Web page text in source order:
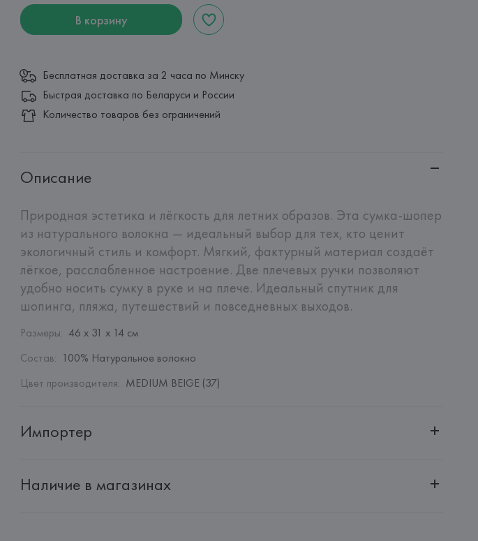
В корзину
Бесплатная доставка за 2 часа по Минску
Быстрая доставка по Беларуси и России
Количество товаров без ограничений
Описание
Природная эстетика и лёгкость для летних образов. Эта сумка-шопер
из натурального волокна — идеальный выбор для тех, кто ценит
экологичный стиль и комфорт. Мягкий, фактурный материал создаёт
лёгкое, расслабленное настроение. Две плечевых ручки позволяют
удобно носить сумку в руке и на плече. Идеальный спутник для
шопинга, пляжа, путешествий и повседневных выходов.
Размеры: 46 x 31 x 14 см
Состав: 100% Натуральное волокно
Цвет производителя: MEDIUM BEIGE (37)
Импортер
Адрес: Республика Беларусь, 220030, г. Минск, ул. Немига, 5, пом. 39, ком. 1
Наличие в магазинах